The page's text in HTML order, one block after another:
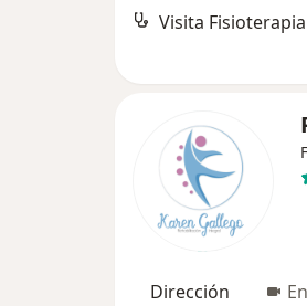
Visita Fisioterapia
Dirección